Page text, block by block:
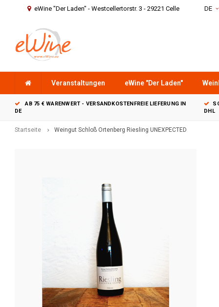
eWine "Der Laden" - Westcellertorstr. 3 - 29221 Celle DE
Veranstaltungen eWine "Der Laden"
AB 75 € WARENWERT - VERSANDKOSTENFREIE LIEFERUNG IN
DE
DHL
Startseite Weingut Schloß Ortenberg Riesling UNEXPECTED